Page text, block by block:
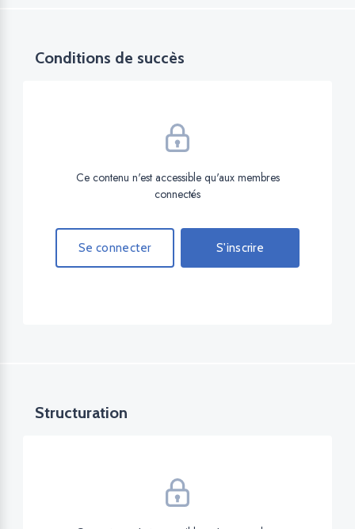
Conditions de succès
Ce contenu n'est accessible qu'aux membres
connectés
Se connecter S'inscrire
Structuration